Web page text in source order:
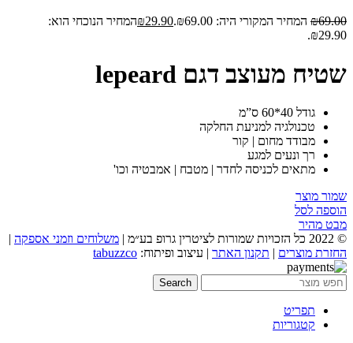
₪69.00 המחיר המקורי היה: ₪69.00. ₪29.90
המחיר הנוכחי הוא:
₪29.90.
שטיח מעוצב דגם lepeard
גודל 40*60 ס”מ
טכנולגיה למניעת החלקה
מבודד מחום | קור
רך ונעים למגע
מתאים לכניסה לחדר | מטבח | אמבטיה וכו'
שמור מוצר
הוספה לסל
מבט מהיר
© 2022 כל הזכויות שמורות לציטרין גרופ בע״מ |
משלוחים וזמני אספקה |
החזרת מוצרים | תקנון האתר | עיצוב ופיתוח: tabuzzco
Search
תפריט
קטגוריות